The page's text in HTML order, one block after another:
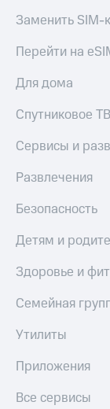
Заменить SIM-
Перейти на
Для дома
Спутниковое ТВ
Сервисы и
Развлечения
Безопасность
Детям и
Здоровье и
Семейная
Утилиты
Приложения
Все сервисы